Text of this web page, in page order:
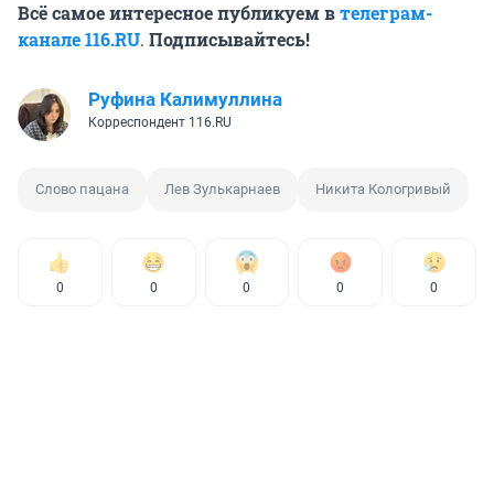
Всё самое интересное публикуем втелеграм-
канале 116.RU. Подписывайтесь!
Руфина Калимуллина
Корреспондент 116.RU
Слово пацана Лев Зулькарнаев Никита Кологривый
0 0 0 0 0